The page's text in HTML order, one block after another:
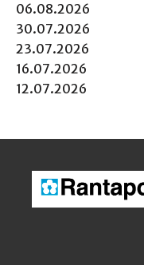
06.08.2026
30.07.2026
23.07.2026
16.07.2026
12.07.2026